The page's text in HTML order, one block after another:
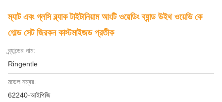
ম্যাট এবং গ্লসি ব্ল্যাক টাইটানিয়াম আংটি ওয়েডিং ব্যান্ড উইথ ওয়েভি কে
গোল্ড সেট জিরকন কাস্টমাইজড প্রতীক
ব্র্যান্ডের নাম:
Ringentle
মডেল নম্বর:
62240-আইপিজি